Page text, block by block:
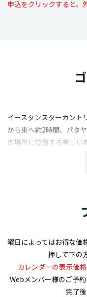
申込をクリックすると、
イースタンスターカント
から東へ約2時間、パタ
の場所に位置する美しい
ト・トレント・ジョーン
いるため、戦略的なプ
ントリークラブ & リゾ
トなコースレイアウト
ンジュレーションがあり
に配置されています。
で若干感触が異なりま
ますが、季節によって
す。 イースタンスター
曜日によってはお得な価
押して下の
カレンダーの表示価
Webメンバー様のご予
完了